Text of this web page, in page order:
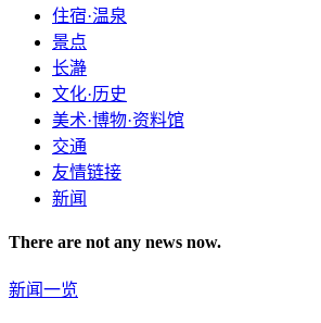
住宿·温泉
景点
长瀞
文化·历史
美术·博物·资料馆
交通
友情链接
新闻
There are not any news now.
新闻一览